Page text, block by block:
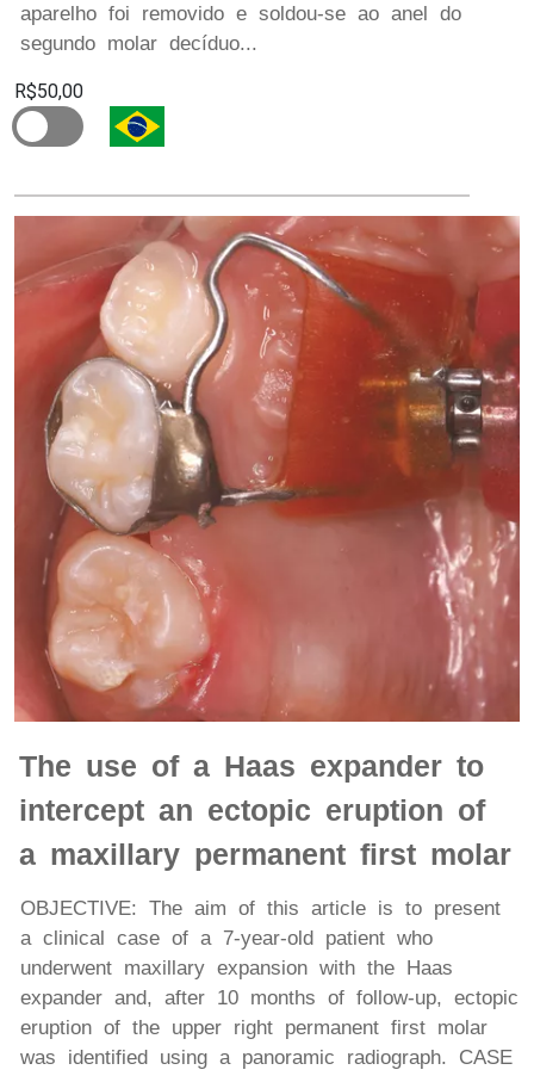
aparelho foi removido e soldou-se ao anel do
segundo molar decíduo...
R$50,00
The use of a Haas expander to
intercept an ectopic eruption of
a maxillary permanent first molar
OBJECTIVE: The aim of this article is to present
a clinical case of a 7-year-old patient who
underwent maxillary expansion with the Haas
expander and, after 10 months of follow-up, ectopic
eruption of the upper right permanent first molar
was identified using a panoramic radiograph. CASE